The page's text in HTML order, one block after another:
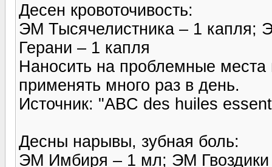
Десен кровоточивость:
ЭМ Тысячелистника – 1
Герани – 1 капля
Наносить на проблемные
применять много раз в день.
Источник: "ABC des huiles
Десны нарывы, зубная боль:
ЭМ Имбиря – 1 мл; ЭМ